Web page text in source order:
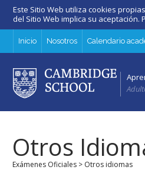
Este Sitio Web utiliza cookies
del Sitio Web implica su
Inicio Nosotros Calendario
Otros
Exámenes Oficiales > Otros idiomas